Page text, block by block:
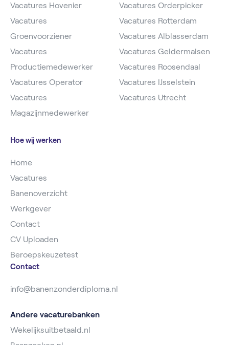
Vacatures Hovenier
Vacatures
Groenvoorziener
Vacatures
Productiemedewerker
Vacatures Operator
Vacatures
Magazijnmedewerker
Vacatures Orderpicker
Vacatures Rotterdam
Vacatures Alblasserdam
Vacatures Geldermalsen
Vacatures Roosendaal
Vacatures IJsselstein
Vacatures Utrecht
Hoe wij werken
Home
Vacatures
Banenoverzicht
Werkgever
Contact
CV Uploaden
Beroepskeuzetest
Contact
info@banenzonderdiploma.nl
Andere vacaturebanken
Wekelijksuitbetaald.nl